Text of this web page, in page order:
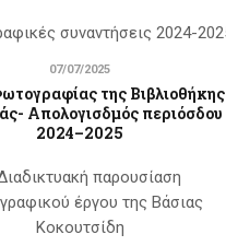
07/07/2025
της Βιβλιοθήκης
Απολογισδμός περιόσδου
2024–2025